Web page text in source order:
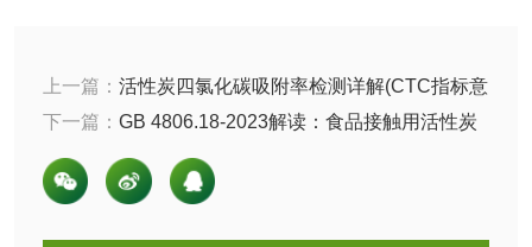
上一篇： 活性炭四氯化碳吸附率检测详解(CTC指标意
义与检测标准)
下一篇： GB 4806.18-2023解读：食品接触用活性炭
新国标检测要求
化工原料检测 化学品检测